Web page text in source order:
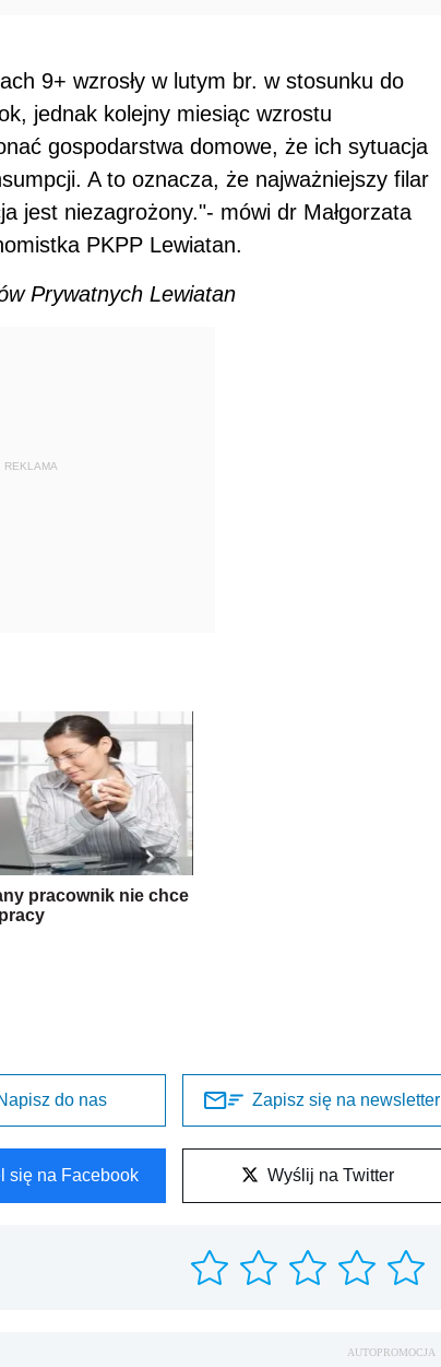
9+ wzrosły w lutym br. w stosunku do
jednak kolejny miesiąc wzrostu
gospodarstwa domowe, że ich sytuacja
A to oznacza, że najważniejszy filar
jest niezagrożony."- mówi dr Małgorzata
PKPP Lewiatan.
Prywatnych Lewiatan
REKLAMA
pracownik nie chce
do nas Zapisz się na newsletter
się na Facebook Wyślij na Twitter
AUTOPROMOCJA